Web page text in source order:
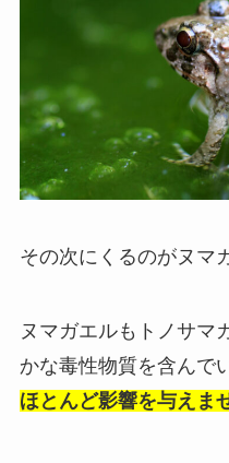
その次にくるのがヌマ
ヌマガエルもトノサマ
かな毒性物質を含んで
ほとんど影響を与えま